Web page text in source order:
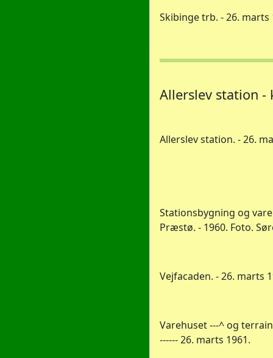
Skibinge trb. - 26. marts
Allerslev station -
Allerslev station. - 26.
Stationsbygning og
Præstø. - 1960. Foto.
Vejfacaden. - 26. marts
Varehuset ---^ og
------ 26. marts 1961.